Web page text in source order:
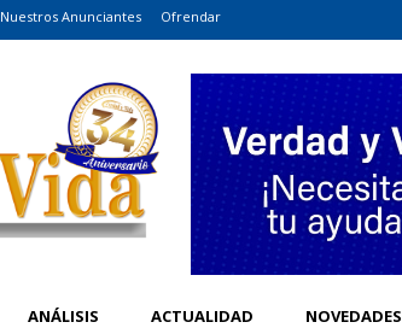
Nuestros Anunciantes Ofrendar
ANÁLISIS ACTUALIDAD NOVEDADES